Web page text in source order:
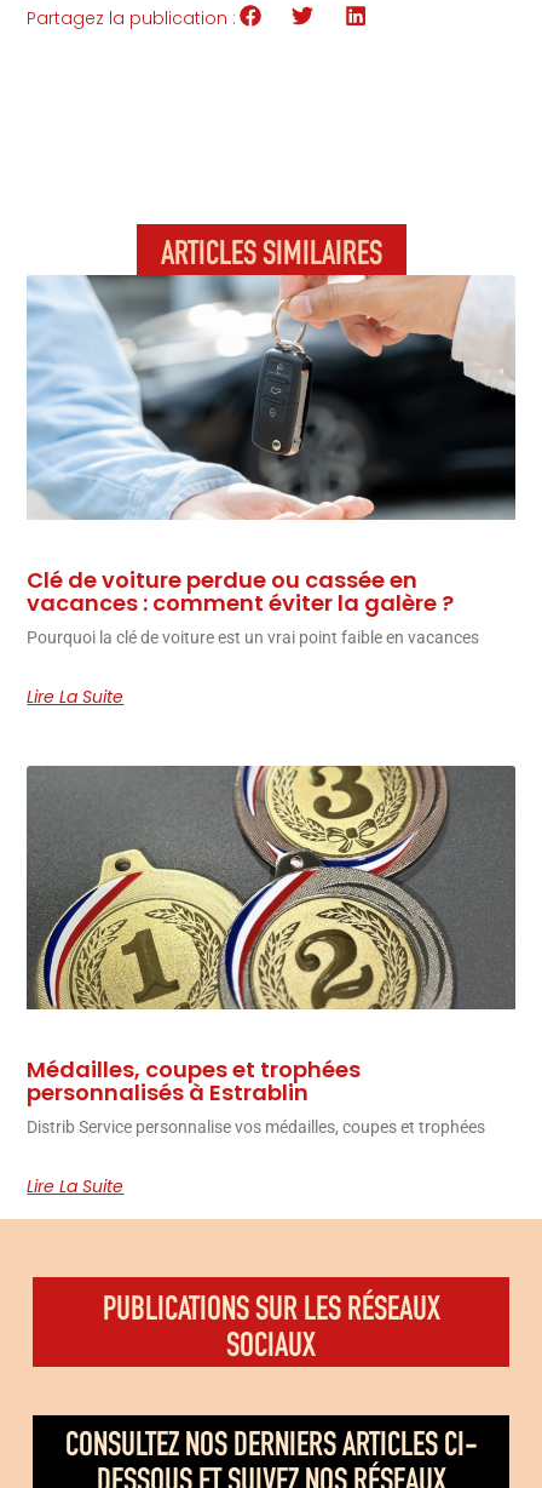
Partagez la publication :
ARTICLES SIMILAIRES
Clé de voiture perdue ou cassée en
vacances : comment éviter la galère ?
Pourquoi la clé de voiture est un vrai point faible en vacances
Lire La Suite
Médailles, coupes et trophées
personnalisés à Estrablin
Distrib Service personnalise vos médailles, coupes et trophées
Lire La Suite
PUBLICATIONS SUR LES RÉSEAUX
SOCIAUX
CONSULTEZ NOS DERNIERS ARTICLES CI-